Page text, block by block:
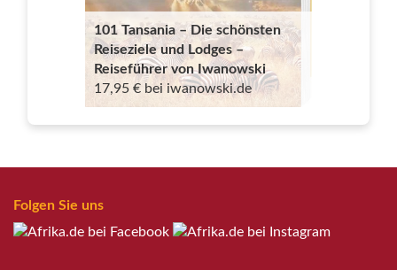
101 Tansania – Die schönsten
Reiseziele und Lodges –
Reiseführer von Iwanowski
17,95 € bei iwanowski.de
Folgen Sie uns